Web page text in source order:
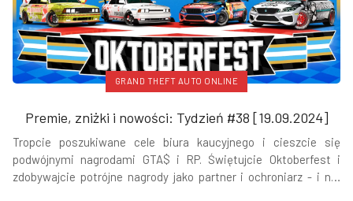
GRAND THEFT AUTO ONLINE
Premie, zniżki i nowości: Tydzień #38 [19.09.2024]
Tropcie poszukiwane cele biura kaucyjnego i cieszcie się
podwójnymi nagrodami GTA$ i RP. Świętujcie Oktoberfest i
zdobywajcie potrójne nagrody jako partner i ochroniarz - i nie